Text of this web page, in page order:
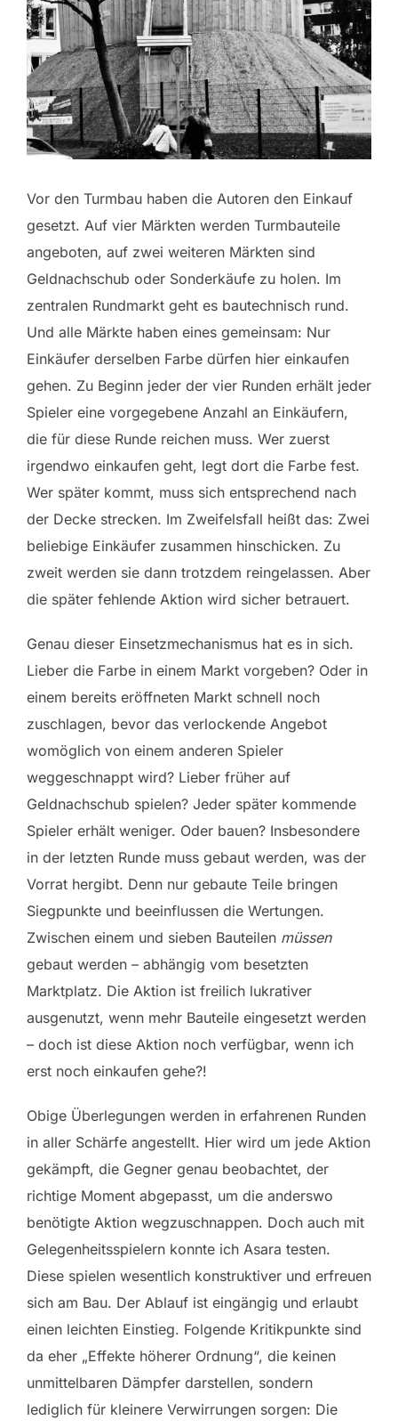
Vor den Turmbau haben die Autoren den Einkauf
gesetzt. Auf vier Märkten werden Turmbauteile
angeboten, auf zwei weiteren Märkten sind
Geldnachschub oder Sonderkäufe zu holen. Im
zentralen Rundmarkt geht es bautechnisch rund.
Und alle Märkte haben eines gemeinsam: Nur
Einkäufer derselben Farbe dürfen hier einkaufen
gehen. Zu Beginn jeder der vier Runden erhält jeder
Spieler eine vorgegebene Anzahl an Einkäufern,
die für diese Runde reichen muss. Wer zuerst
irgendwo einkaufen geht, legt dort die Farbe fest.
Wer später kommt, muss sich entsprechend nach
der Decke strecken. Im Zweifelsfall heißt das: Zwei
beliebige Einkäufer zusammen hinschicken. Zu
zweit werden sie dann trotzdem reingelassen. Aber
die später fehlende Aktion wird sicher betrauert.
Genau dieser Einsetzmechanismus hat es in sich.
Lieber die Farbe in einem Markt vorgeben? Oder in
einem bereits eröffneten Markt schnell noch
zuschlagen, bevor das verlockende Angebot
womöglich von einem anderen Spieler
weggeschnappt wird? Lieber früher auf
Geldnachschub spielen? Jeder später kommende
Spieler erhält weniger. Oder bauen? Insbesondere
in der letzten Runde muss gebaut werden, was der
Vorrat hergibt. Denn nur gebaute Teile bringen
Siegpunkte und beeinflussen die Wertungen.
Zwischen einem und sieben Bauteilen müssen
gebaut werden – abhängig vom besetzten
Marktplatz. Die Aktion ist freilich lukrativer
ausgenutzt, wenn mehr Bauteile eingesetzt werden
– doch ist diese Aktion noch verfügbar, wenn ich
erst noch einkaufen gehe?!
Obige Überlegungen werden in erfahrenen Runden
in aller Schärfe angestellt. Hier wird um jede Aktion
gekämpft, die Gegner genau beobachtet, der
richtige Moment abgepasst, um die anderswo
benötigte Aktion wegzuschnappen. Doch auch mit
Gelegenheitsspielern konnte ich Asara testen.
Diese spielen wesentlich konstruktiver und erfreuen
sich am Bau. Der Ablauf ist eingängig und erlaubt
einen leichten Einstieg. Folgende Kritikpunkte sind
da eher „Effekte höherer Ordnung“, die keinen
unmittelbaren Dämpfer darstellen, sondern
lediglich für kleinere Verwirrungen sorgen: Die